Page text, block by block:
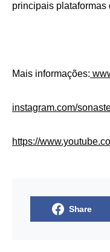
principais plataformas
Mais informações:
instagram.com/
https://
Share